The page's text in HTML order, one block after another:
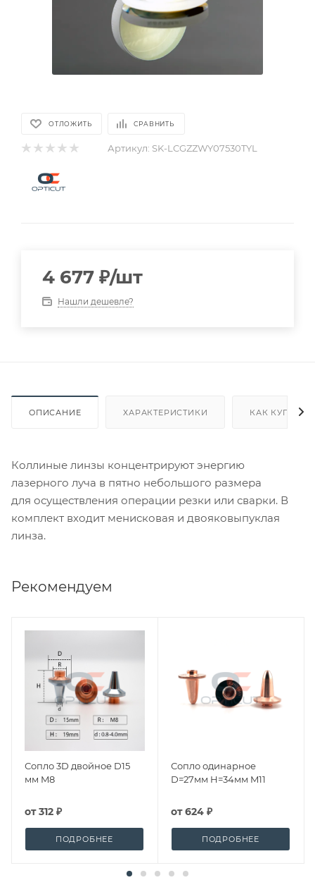
ОТЛОЖИТЬ СРАВНИТЬ
Артикул: SK-LCGZZWY07530TYL
4 677 ₽/шт
Нашли дешевле?
ОПИСАНИЕ ХАРАКТЕРИСТИКИ КАК КУПИТЬ
Коллиные линзы концентрируют энергию
лазерного луча в пятно небольшого размера
для осуществления операции резки или сварки. В
комплект входит менисковая и двояковыпуклая
линза.
Рекомендуем
Сопло 3D двойное D15
мм M8
от312 ₽
ПОДРОБНЕЕ
Сопло одинарное
D=27мм H=34мм M11
от624 ₽
ПОДРОБНЕЕ